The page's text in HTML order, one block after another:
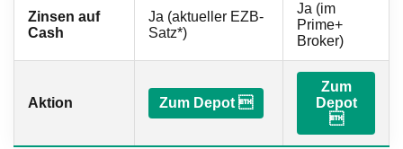
Zinsen auf
Cash
Ja (aktueller EZB-
Satz*)
Ja (im
Prime+
Broker)
Aktion Zum Depot 
Zum
Depot
